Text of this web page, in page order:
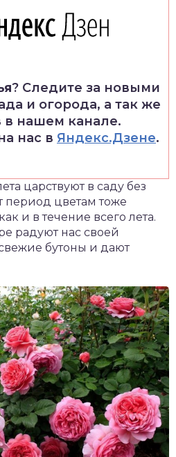
? Следите за новыми
и огорода, а так же
в нашем канале.
нас в Яндекс.Дзене.
царствуют в саду без
период цветам тоже
и в течение всего лета.
радуют нас своей
бутоны и дают